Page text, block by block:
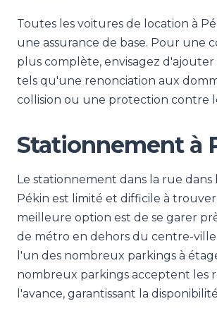
Toutes les voitures de location à
une assurance de base. Pour une
plus complète, envisagez d'ajouter
tels qu'une renonciation aux
collision ou une protection contre
Stationnement à
Le stationnement dans la rue dans
Pékin est limité et difficile à
meilleure option est de se garer
de métro en dehors du centre-
l'un des nombreux parkings à
nombreux parkings acceptent les
l'avance, garantissant la